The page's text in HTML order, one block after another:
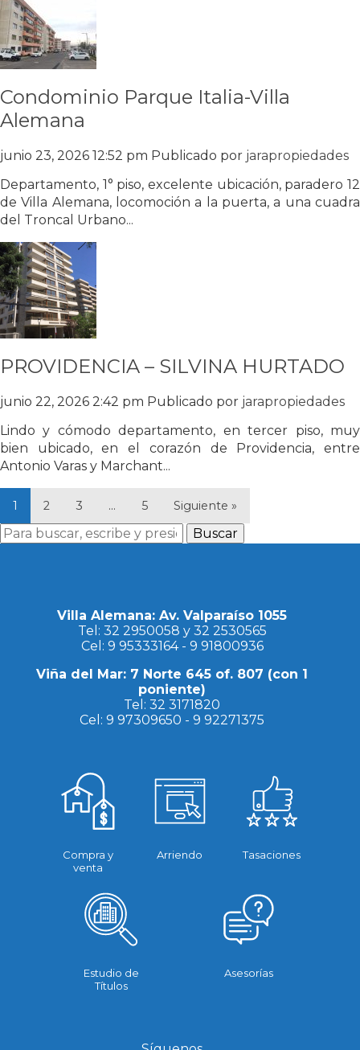
Condominio Parque Italia-Villa
Alemana
junio 23, 2026 12:52 pm Publicado por jarapropiedades
Departamento, 1° piso, excelente ubicación, paradero 12
de Villa Alemana, locomoción a la puerta, a una cuadra
del Troncal Urbano...
PROVIDENCIA – SILVINA HURTADO
junio 22, 2026 2:42 pm Publicado por jarapropiedades
Lindo y cómodo departamento, en tercer piso, muy
bien ubicado, en el corazón de Providencia, entre
Antonio Varas y Marchant...
1 2 3 … 5 Siguiente »
Buscar
Villa Alemana: Av. Valparaíso 1055
Tel: 32 2950058 y 32 2530565
Cel: 9 95333164- 9 91800936
Viña del Mar: 7 Norte 645 of. 807 (con 1
poniente)
Tel:32 3171820
Cel:9 97309650 -9 92271375
Compra y
venta
Arriendo Tasaciones
Estudio de
Títulos
Asesorías